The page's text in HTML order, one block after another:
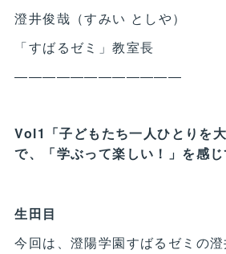
澄井俊哉（すみい としや）
「すばるゼミ」教室長
――――――――――――
Vol1「子どもたち一人ひとりを
で、「学ぶって楽しい！」を感
生田目
今回は、澄陽学園すばるゼミの